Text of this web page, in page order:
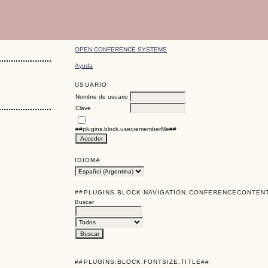
OPEN CONFERENCE SYSTEMS
Ayuda
USUARIO
Nombre de usuario
Clave
##plugins.block.user.rememberMe##
IDIOMA
Buscar
##PLUGINS.BLOCK.FONTSIZE.TITLE##